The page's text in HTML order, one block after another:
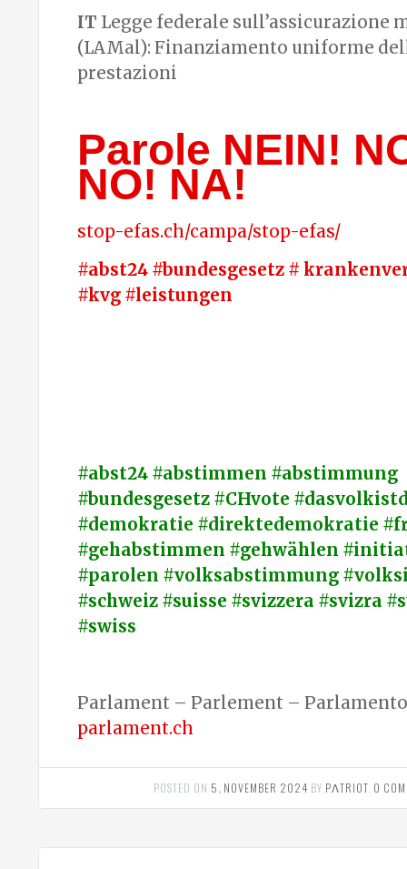
IT Legge federale sull’assicurazione
(LAMal): Finanziamento uniforme
prestazioni
Parole NEIN!
NO! NA!
stop-efas.ch/campa/stop-efas/
#abst24 #bundesgesetz #
#kvg #leistungen
#abst24 #abstimmen #abstimmung
#bundesgesetz #CHvote
#demokratie #direktedemokratie
#gehabstimmen #gehwählen
#parolen #volksabstimmung
#schweiz #suisse #svizzera #svizra
#swiss
Parlament – Parlement –
parlament.ch
POSTED ON 5. NOVEMBER 2024 BY PΛTRIOT 0